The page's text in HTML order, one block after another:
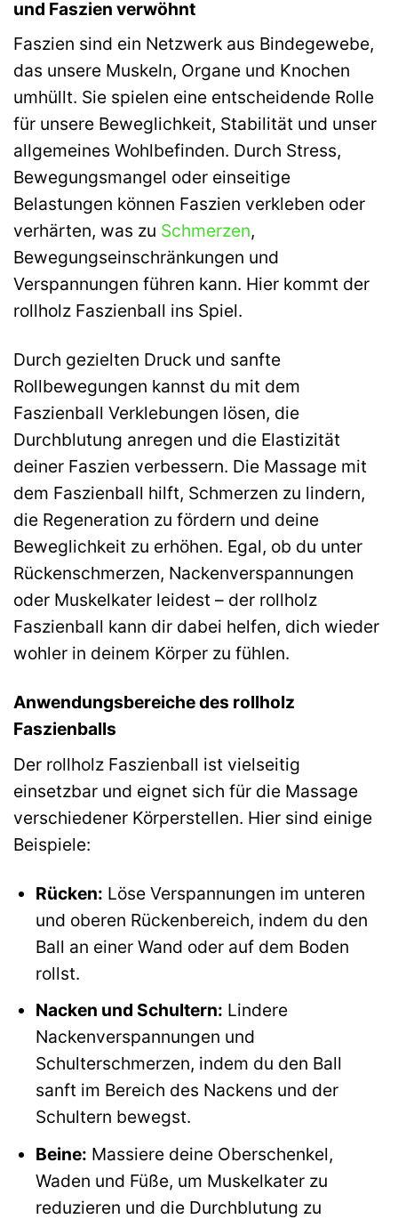
und Faszien verwöhnt
Faszien sind ein Netzwerk aus Bindegewebe,
das unsere Muskeln, Organe und Knochen
umhüllt. Sie spielen eine entscheidende Rolle
für unsere Beweglichkeit, Stabilität und unser
allgemeines Wohlbefinden. Durch Stress,
Bewegungsmangel oder einseitige
Belastungen können Faszien verkleben oder
verhärten, was zu Schmerzen,
Bewegungseinschränkungen und
Verspannungen führen kann. Hier kommt der
rollholz Faszienball ins Spiel.
Durch gezielten Druck und sanfte
Rollbewegungen kannst du mit dem
Faszienball Verklebungen lösen, die
Durchblutung anregen und die Elastizität
deiner Faszien verbessern. Die Massage mit
dem Faszienball hilft, Schmerzen zu lindern,
die Regeneration zu fördern und deine
Beweglichkeit zu erhöhen. Egal, ob du unter
Rückenschmerzen, Nackenverspannungen
oder Muskelkater leidest – der rollholz
Faszienball kann dir dabei helfen, dich wieder
wohler in deinem Körper zu fühlen.
Anwendungsbereiche des rollholz
Faszienballs
Der rollholz Faszienball ist vielseitig
einsetzbar und eignet sich für die Massage
verschiedener Körperstellen. Hier sind einige
Beispiele:
Rücken: Löse Verspannungen im unteren
und oberen Rückenbereich, indem du den
Ball an einer Wand oder auf dem Boden
rollst.
Nacken und Schultern: Lindere
Nackenverspannungen und
Schulterschmerzen, indem du den Ball
sanft im Bereich des Nackens und der
Schultern bewegst.
Beine: Massiere deine Oberschenkel,
Waden und Füße, um Muskelkater zu
reduzieren und die Durchblutung zu